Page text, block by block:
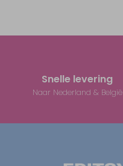
Snelle levering
Naar Nederland & België